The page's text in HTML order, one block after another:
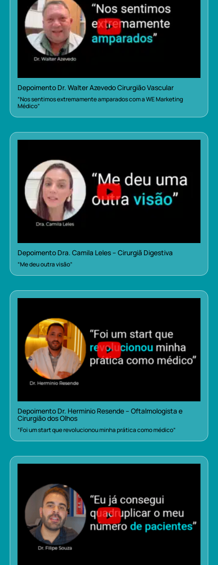
Depoimento Dr. Walter Azevedo Cirurgião Vascular
“Nos sentimos extremamente amparados com a WE Marketing
Médico”
Depoimento Dra. Camila Leles – Cirurgiã Digestiva
“Me deu outra visão”
Depoimento Dr. Herminio Resende – Oftalmologista e
Cirurgião dos Olhos
“Foi um start que revolucionou minha prática como médico”